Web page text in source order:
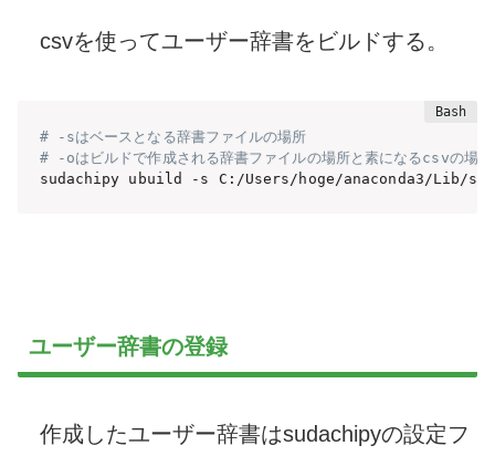
csvを使ってユーザー辞書をビルドする。
# -sはベースとなる辞書ファイルの場所
# -oはビルドで作成される辞書ファイルの場所と素になるcsvの場所
ユーザー辞書の登録
作成したユーザー辞書はsudachipyの設定フ